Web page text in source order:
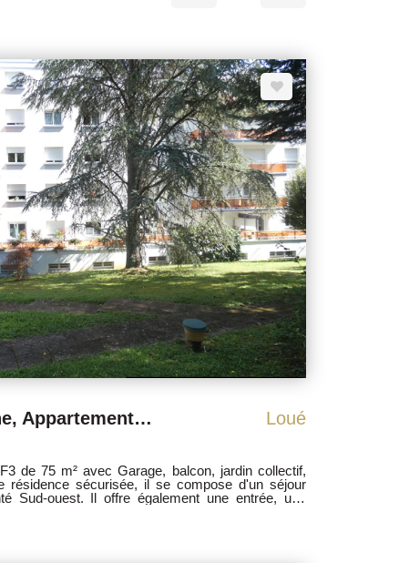
Nancy secteur Scarpone, Appartement F3 résidentiel avec garage, ascenseur Loué
de 75 m² avec Garage, balcon, jardin collectif,
Sud-ouest. Il offre également une entrée, une